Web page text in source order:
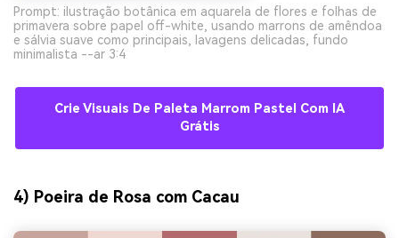
Prompt: ilustração botânica em aquarela de flores e folhas de
primavera sobre papel off-white, usando marrons de amêndoa
e sálvia suave como principais, lavagens delicadas, fundo
minimalista --ar 3:4
Crie Visuais De Paleta Marrom Pastel Com IA
Grátis
4) Poeira de Rosa com Cacau